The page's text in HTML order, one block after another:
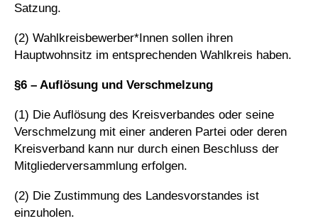
Satzung.
(2) Wahlkreisbewerber*Innen sollen ihren
Hauptwohnsitz im entsprechenden Wahlkreis haben.
§6 – Auflösung und Verschmelzung
(1) Die Auflösung des Kreisverbandes oder seine
Verschmelzung mit einer anderen Partei oder deren
Kreisverband kann nur durch einen Beschluss der
Mitgliederversammlung erfolgen.
(2) Die Zustimmung des Landesvorstandes ist
einzuholen.